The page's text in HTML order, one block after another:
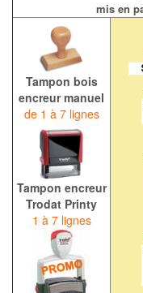
mis en
Tampon bois
encreur manuel
de 1 à 7 lignes
Tampon encreur
Trodat Printy
1 à 7 lignes